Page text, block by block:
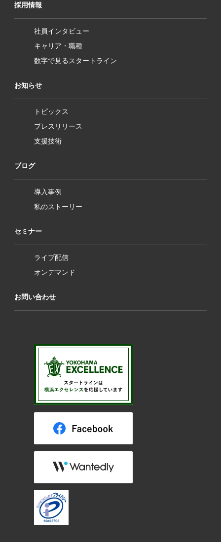
採用情報
社員インタビュー
キャリア・職種
数字で見るスタートライン
お知らせ
トピックス
プレスリリース
支援技術
ブログ
導入事例
私のストーリー
セミナー
ライブ配信
オンデマンド
お問い合わせ